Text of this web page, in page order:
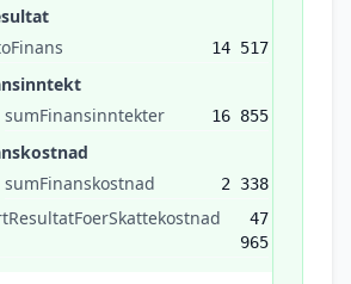
14 517
sumFinansinntekter
16 855
sumFinanskostnad
2 338
47
965